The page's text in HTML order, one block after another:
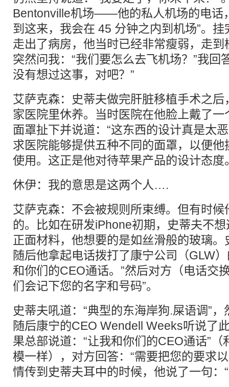
Bentonville机场——他的私人机场的电话
到这来，我会在 45 分钟之内到机场”。
走出了病房，他当时已经非常瘦弱，走
突然问我：“我们要怎么去飞机场？”我回
没有想过这事，对吧？”
艾萨克森：史蒂夫做完肝脏移植手术之
家医院里休养。当时医院在他脸上戴了
面罩扯下并说道：“这东西的设计真是太
求医院能够提供五种不同的面罩，以便
使用。这正是他对待苹果产品的设计态度
休伊：我的意思是这两个人….
艾萨克森：不会被规则所束缚。但有时
的。比如在研发iPhone初期，史蒂夫不
正面材料，他想要的是如丝滑般的玻璃
随后他拿起电话拨打了康宁公司（GLW
和你们的CEO通话。”然后对方（电话交
们会记下您的名字和号码”。
史蒂夫吼道：“典型的东海岸狗.屎语调”
随后康宁的CEO Wendell Weeks听说了
果总部说道：“让我和你们的CEO通话”
模一样），对方回答：“需要把您的要求
情传到史蒂夫耳中的时候，他说了一句：